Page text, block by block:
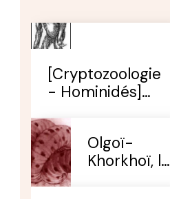
[Cryptozoologie
- Hominidés]
inconnus en
Chine : Une piste
pour trouver le
Yeren ?
Olgoï-
Khorkhoï, le